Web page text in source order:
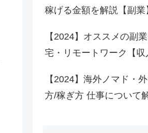
稼げる金額を解説【副業
【2024】オススメの副
宅・リモートワーク【収
【2024】海外ノマド・
方/稼ぎ方 仕事について